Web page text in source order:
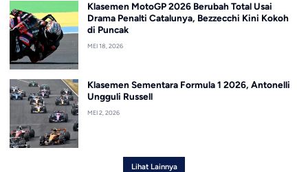
Klasemen MotoGP 2026 Berubah Total Usai
Drama Penalti Catalunya, Bezzecchi Kini Kokoh
di Puncak
MEI 18, 2026
Klasemen Sementara Formula 1 2026, Antonelli
Ungguli Russell
MEI 2, 2026
Lihat Lainnya